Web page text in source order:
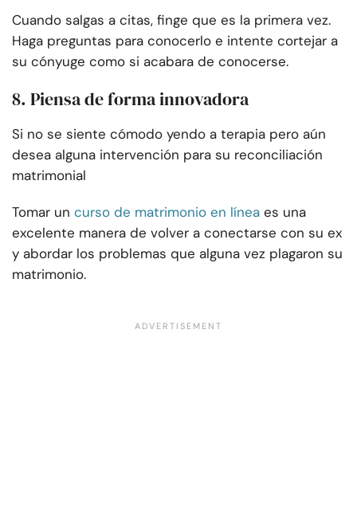
Cuando salgas a citas, finge que es la primera vez.
Haga preguntas para conocerlo e intente cortejar a
su cónyuge como si acabara de conocerse.
8. Piensa de forma innovadora
Si no se siente cómodo yendo a terapia pero aún
desea alguna intervención para su reconciliación
matrimonial
Tomar un curso de matrimonio en línea es una
excelente manera de volver a conectarse con su ex
y abordar los problemas que alguna vez plagaron su
matrimonio.